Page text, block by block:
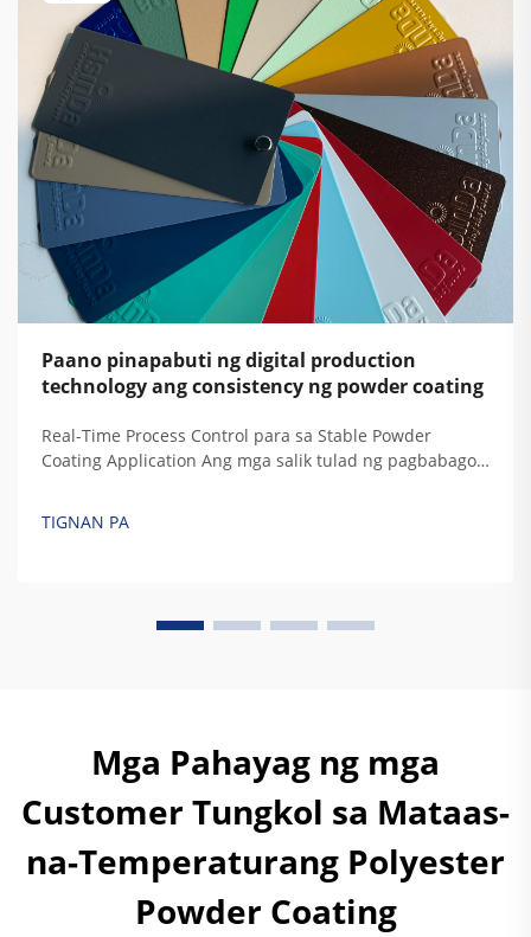
Paano pinapabuti ng digital production
technology ang consistency ng powder coating
Real-Time Process Control para sa Stable Powder
Coating Application Ang mga salik tulad ng pagbabago
sa powder coating. Ang mga paglipat na ito ay
TIGNAN PA
Mga Pahayag ng mga
Customer Tungkol sa Mataas-
na-Temperaturang Polyester
Powder Coating